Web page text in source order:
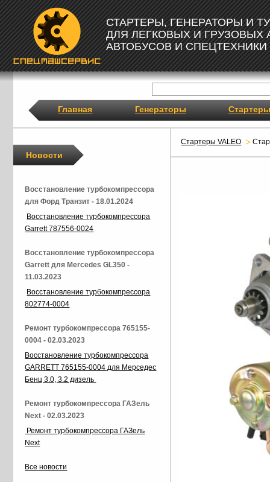
СТАРТЕРЫ, ГЕНЕРАТОРЫ И
ДЛЯ ЛЕГКОВЫХ И ГРУЗОВЫХ
АВТОБУСОВ И СПЕЦТЕХНИКИ
Главная Генераторы Стартеры
Стартеры VALEO
Новости
Восстановление турбокомпрессора
для Форд Транзит - 18.01.2024
Восстановление турбокомпрессора
Garrett 787556-0024
Восстановление турбокомпрессора
Garrett для Mercedes GL350 -
11.03.2023
Восстановление турбокомпрессора
802774-0004
Ремонт турбокомпрессора 765155-
0004 - 02.03.2023
Восстановление турбокомпрессора
GARRETT 765155-0004 для Мерседес
Бенц 3.0, 3.2 дизель
Ремонт турбокомпрессора ГАЗель
Next - 02.03.2023
Ремонт турбокомпрессора ГАЗель
Next
Все новости